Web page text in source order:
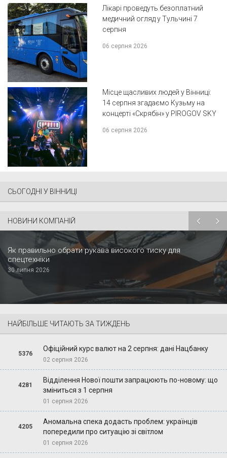
Лікарі проведуть безоплатний
медичний огляд у Тульчині 7
серпня
06 серпня 2026
Місце щасливих людей у Вінниці:
14 серпня згадаємо Кузьму на
концерті «Скрябін» у PIROGOV SKY
06 серпня 2026
СЬОГОДНІ У ВІННИЦІ
НОВИНИ КОМПАНІЙ
Як правильно обрати рукава високого тиску для
спецтехніки
30 липня 2026
НАЙБІЛЬШЕ ЧИТАЮТЬ ЗА ТИЖДЕНЬ
5376
Офіційний курс валют на 2 серпня: дані Нацбанку
02 серпня 2026
4281
Відділення Нової пошти запрацюють по-новому: що
зміниться з 1 серпня
01 серпня 2026
4205
Аномальна спека додасть проблем: українців
попередили про ситуацію зі світлом
01 серпня 2026